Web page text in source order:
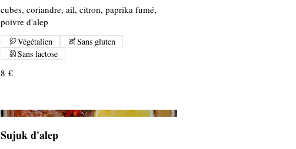
cubes, coriandre, ail, citron, paprika fumé,
poivre d'alep
8 €
Végétalien
Sans gluten
Sans lactose
Sujuk d'alep